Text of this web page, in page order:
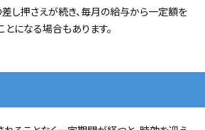
し押さえが続き、毎月の給与から一定額を
になる場合もあります。